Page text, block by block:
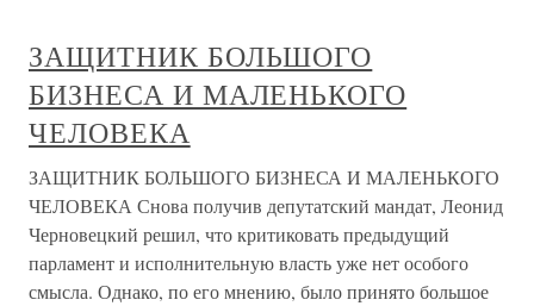
ЗАЩИТНИК БОЛЬШОГО
БИЗНЕСА И МАЛЕНЬКОГО
ЧЕЛОВЕКА
ЗАЩИТНИК БОЛЬШОГО БИЗНЕСА И МАЛЕНЬКОГО
ЧЕЛОВЕКА Снова получив депутатский мандат, Леонид
Черновецкий решил, что критиковать предыдущий
парламент и исполнительную власть уже нет особого
смысла. Однако, по его мнению, было принято большое